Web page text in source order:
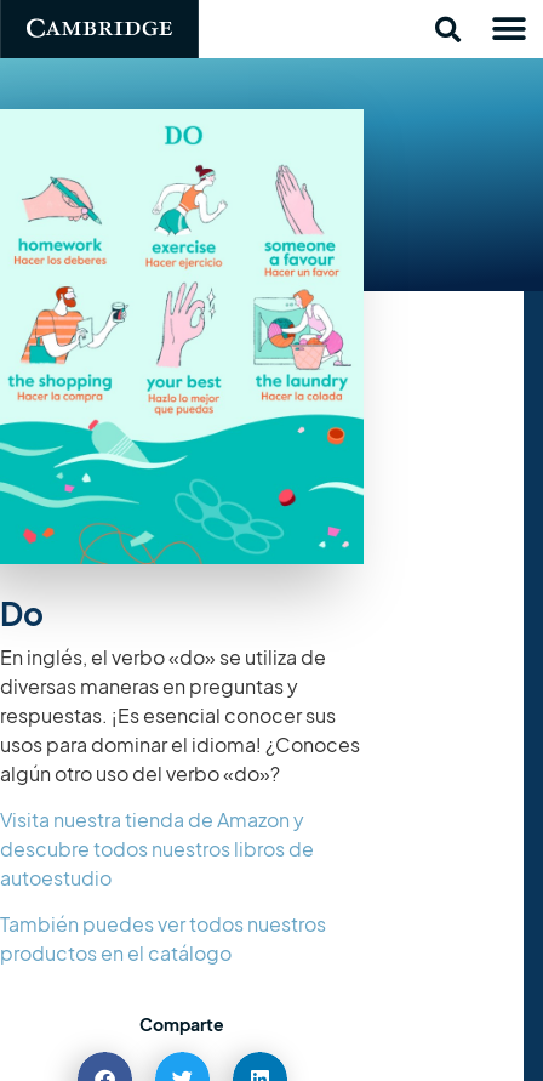
Do
En inglés, el verbo «do» se utiliza de
diversas maneras en preguntas y
respuestas. ¡Es esencial conocer sus
usos para dominar el idioma! ¿Conoces
algún otro uso del verbo «do»?
Visita nuestra tienda de Amazon y
descubre todos nuestros libros de
autoestudio
También puedes ver todos nuestros
productos en el catálogo
Comparte